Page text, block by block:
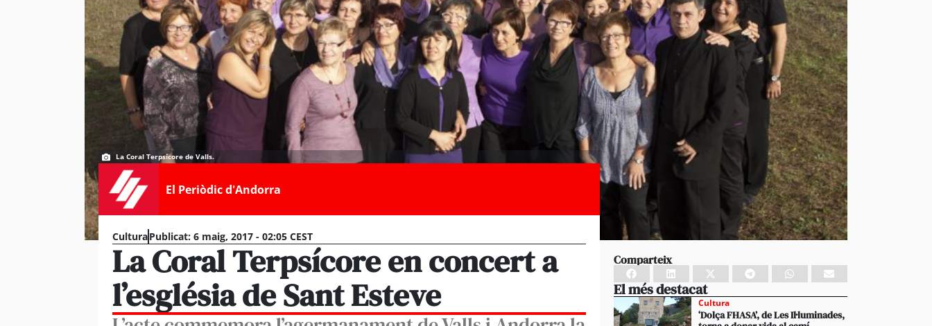
La Coral Terpsícore de Valls.
El Periòdic d'Andorra
CulturaPublicat: 6 maig, 2017 - 02:05 CEST
La Coral Terpsícore en concert a
l’església de Sant Esteve
Comparteix
El més destacat
Cultura
‘Dolça FHASA’, de Les Il·luminades,